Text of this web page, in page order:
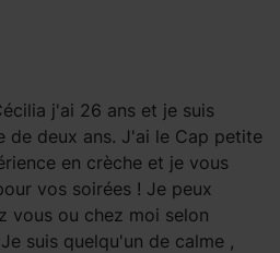
j'ai 26 ans et je suis
de deux ans. J'ai le Cap petite
en crèche et je vous
vos soirées ! Je peux
vous ou chez moi selon
suis quelqu'un de calme ,